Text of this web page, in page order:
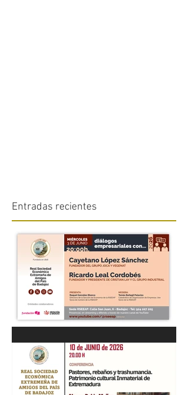
Entradas recientes
“DIÁLOGOS EMPRESARIALES
CON...” Cayetano López
Sánchez y Ricardo Leal